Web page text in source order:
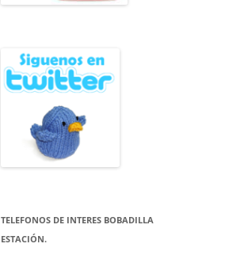
TELEFONOS DE INTERES BOBADILLA
ESTACIÓN.